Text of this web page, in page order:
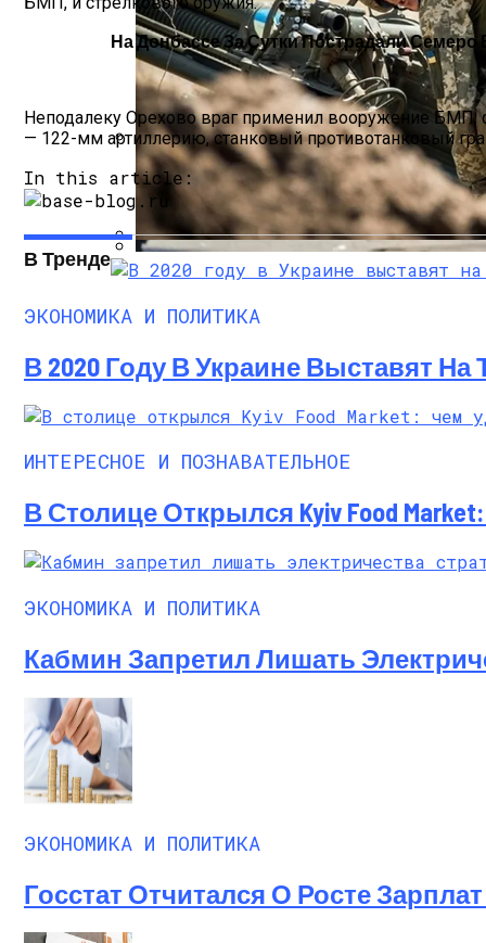
Международная Реакция На Тарифы
Кризис Безопасности На Гаити:
Стало Известно, Сколько Бойцов ВСУ
На Донбассе За Сутки Пострадали
Неподалеку Орехово враг применил вооружение БМП,
— 122-мм артиллерию, станковый противотанковый
In this article:
В Тренде
ЭКОНОМИКА И ПОЛИТИКА
В 2020 Году В Украине Выставят На
ИНТЕРЕСНОЕ И ПОЗНАВАТЕЛЬНОЕ
В Столице Открылся Kyiv Food
ЭКОНОМИКА И ПОЛИТИКА
Кабмин Запретил Лишать
ЭКОНОМИКА И ПОЛИТИКА
Госстат Отчитался О Росте Зарплат